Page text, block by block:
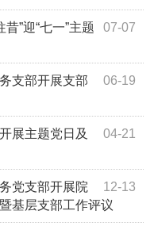
07-07
”迎“七一”主题
06-19
支部开展支部
04-21
展主题党日及
12-13
党支部开展院
基层支部工作评议